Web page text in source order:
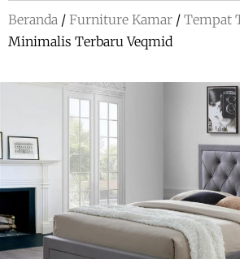
Beranda / Furniture Kamar / Tempat
Minimalis Terbaru Veqmid